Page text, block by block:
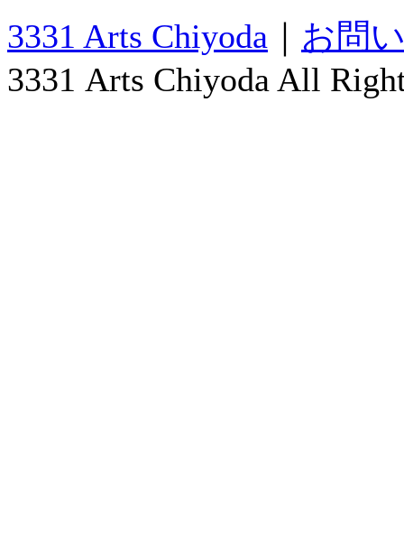
3331 Arts Chiyoda
お問
3331 Arts Chiyoda All